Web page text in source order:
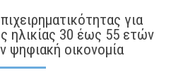
για
ηλικίας 30 έως 55 ετών
ψηφιακή οικονομία